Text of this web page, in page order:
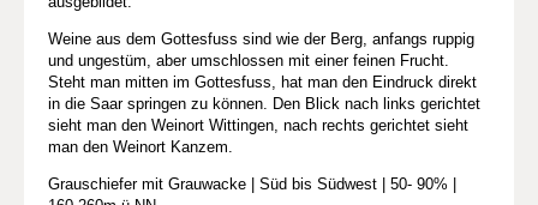
Weine aus dem Gottesfuss sind wie der Berg, anfangs ruppig
und ungestüm, aber umschlossen mit einer feinen Frucht.
Steht man mitten im Gottesfuss, hat man den Eindruck direkt
in die Saar springen zu können. Den Blick nach links gerichtet
sieht man den Weinort Wittingen, nach rechts gerichtet sieht
man den Weinort Kanzem.
Grauschiefer mit Grauwacke | Süd bis Südwest | 50- 90% |